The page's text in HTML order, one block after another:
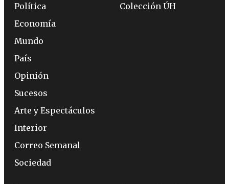
Política
Economía
Mundo
País
Opinión
Sucesos
Arte y Espectáculos
Interior
Correo Semanal
Sociedad
Colección ÚH